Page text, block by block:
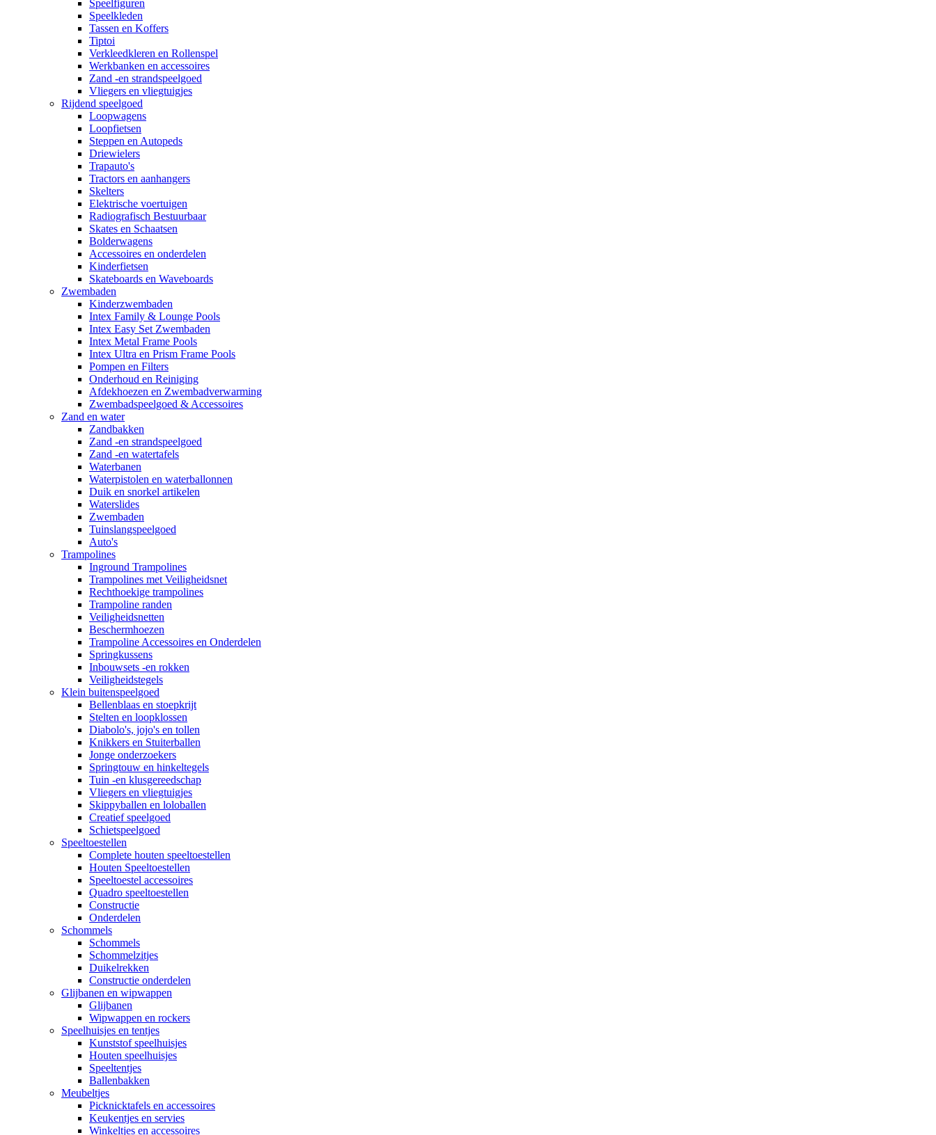
Speelfiguren
Speelkleden
Tassen en Koffers
Tiptoi
Verkleedkleren en Rollenspel
Werkbanken en accessoires
Zand -en strandspeelgoed
Vliegers en vliegtuigjes
Rijdend speelgoed
Loopwagens
Loopfietsen
Steppen en Autopeds
Driewielers
Trapauto's
Tractors en aanhangers
Skelters
Elektrische voertuigen
Radiografisch Bestuurbaar
Skates en Schaatsen
Bolderwagens
Accessoires en onderdelen
Kinderfietsen
Skateboards en Waveboards
Zwembaden
Kinderzwembaden
Intex Family & Lounge Pools
Intex Easy Set Zwembaden
Intex Metal Frame Pools
Intex Ultra en Prism Frame Pools
Pompen en Filters
Onderhoud en Reiniging
Afdekhoezen en Zwembadverwarming
Zwembadspeelgoed & Accessoires
Zand en water
Zandbakken
Zand -en strandspeelgoed
Zand -en watertafels
Waterbanen
Waterpistolen en waterballonnen
Duik en snorkel artikelen
Waterslides
Zwembaden
Tuinslangspeelgoed
Auto's
Trampolines
Inground Trampolines
Trampolines met Veiligheidsnet
Rechthoekige trampolines
Trampoline randen
Veiligheidsnetten
Beschermhoezen
Trampoline Accessoires en Onderdelen
Springkussens
Inbouwsets -en rokken
Veiligheidstegels
Klein buitenspeelgoed
Bellenblaas en stoepkrijt
Stelten en loopklossen
Diabolo's, jojo's en tollen
Knikkers en Stuiterballen
Jonge onderzoekers
Springtouw en hinkeltegels
Tuin -en klusgereedschap
Vliegers en vliegtuigjes
Skippyballen en loloballen
Creatief speelgoed
Schietspeelgoed
Speeltoestellen
Complete houten speeltoestellen
Houten Speeltoestellen
Speeltoestel accessoires
Quadro speeltoestellen
Constructie
Onderdelen
Schommels
Schommels
Schommelzitjes
Duikelrekken
Constructie onderdelen
Glijbanen en wipwappen
Glijbanen
Wipwappen en rockers
Speelhuisjes en tentjes
Kunststof speelhuisjes
Houten speelhuisjes
Speeltentjes
Ballenbakken
Meubeltjes
Picknicktafels en accessoires
Keukentjes en servies
Winkeltjes en accessoires